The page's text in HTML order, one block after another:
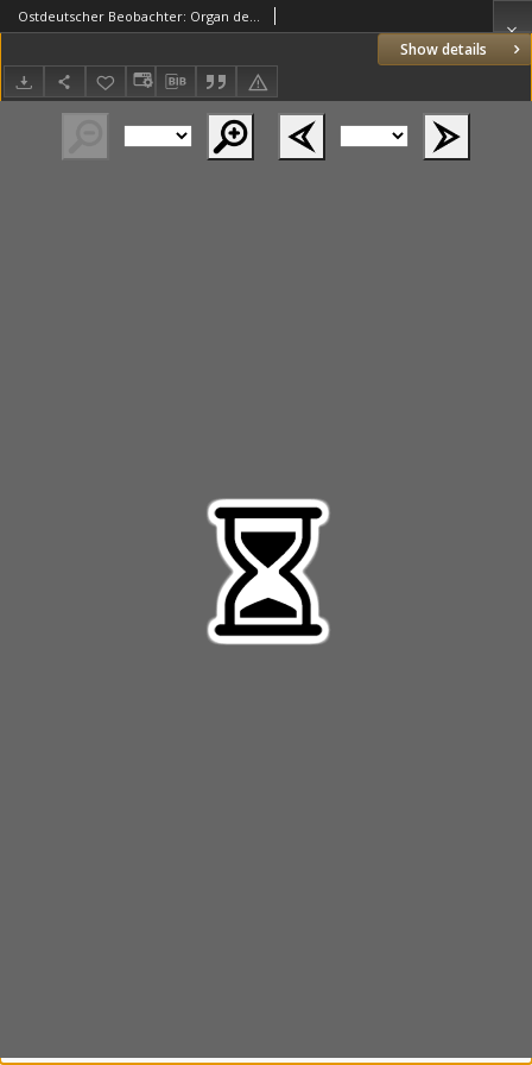
Show details
Ostdeutscher Beobachter: Organ der Nationalsozialistischen Deutschen Arbeiterpartei: Verkuendungsblatt des Reichsstatthalters im Reichsgau Wartheland und seiner Behoerden 1943.05.05 Jg.5 Nr123